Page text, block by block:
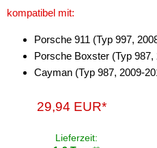
TNC
TS-9
UHF
WICLIC
kompatibel mit:
Porsche 911 (Typ 997,
Porsche Boxster (Typ 987,
Cayman (Typ 987, 2009-
29,94 EUR*
Lieferzeit: